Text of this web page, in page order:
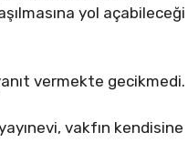
yol açabileceği
vermekte gecikmedi.
vakfın kendisine